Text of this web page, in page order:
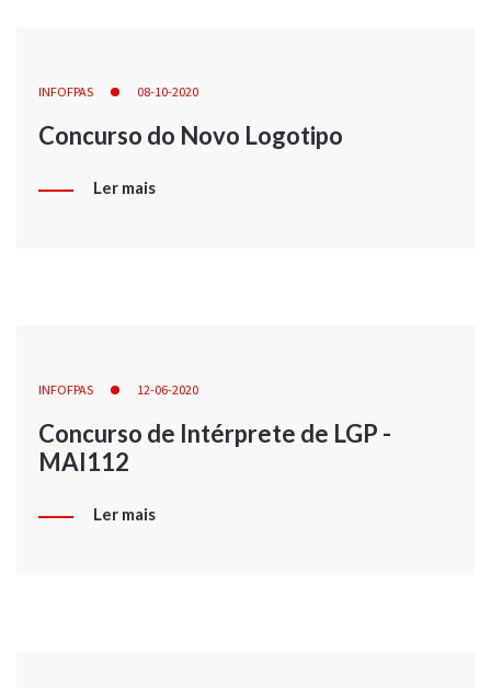
INFOFPAS 08-10-2020
Concurso do Novo Logotipo
Ler mais
INFOFPAS 12-06-2020
Concurso de Intérprete de LGP -
MAI112
Ler mais